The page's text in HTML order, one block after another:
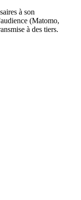
à son
(Matomo,
à des tiers.